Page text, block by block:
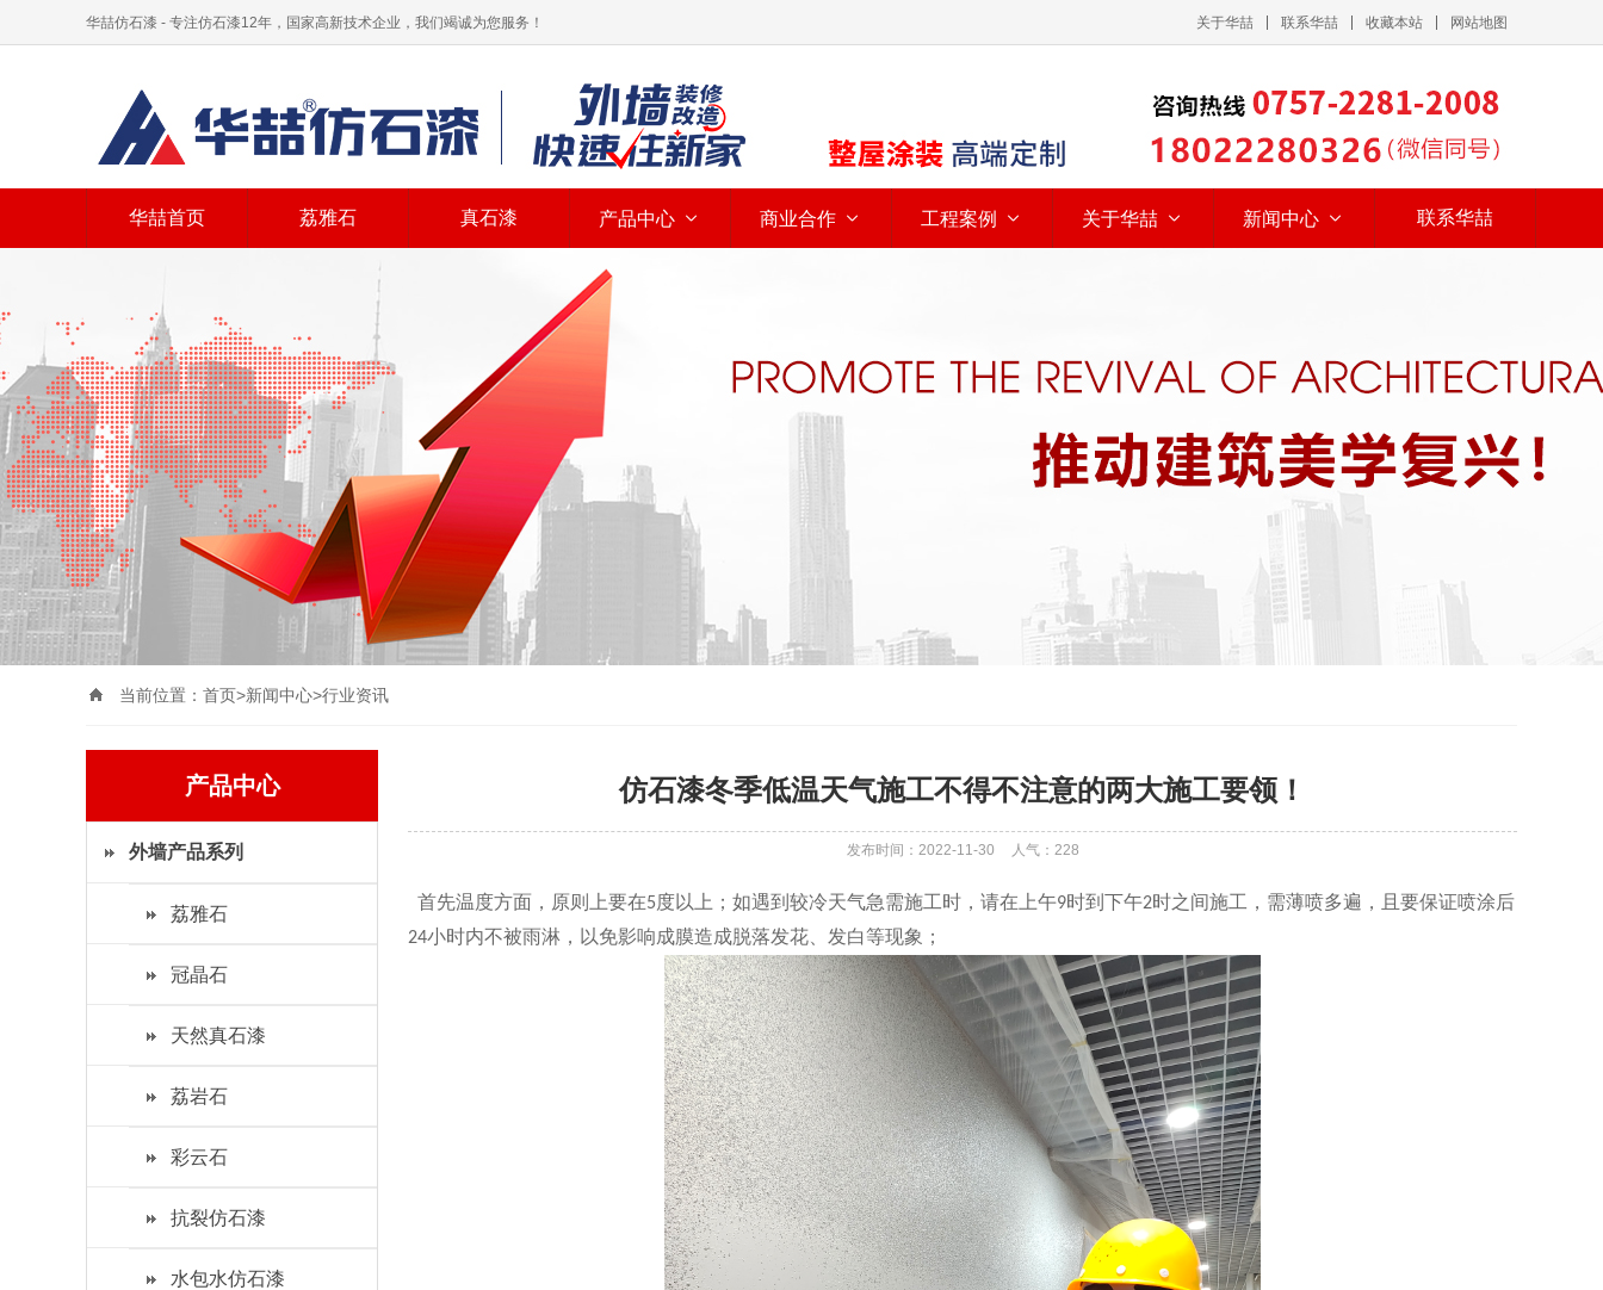
华喆仿石漆 - 专注仿石漆12年，国家高新技术企业，我们竭诚为您服务！ 关于华喆 联系华喆 收藏本站 网站地图
华喆首页 荔雅石 真石漆 产品中心 商业合作 工程案例 关于华喆 新闻中心 联系华喆
当前位置： 首页>新闻中心>行业资讯
产品中心
外墙产品系列
荔雅石
冠晶石
天然真石漆
荔岩石
彩云石
抗裂仿石漆
水包水仿石漆
仿石漆冬季低温天气施工不得不注意的两大施工要领！
发布时间：2022-11-30 人气： 228
首先温度方面，原则上要在5度以上；如遇到较冷天气急需施工时，请在上午9时到下午2时之间施工，需薄喷多遍，且要保证喷涂后
24小时内不被雨淋，以免影响成膜造成脱落发花、发白等现象；